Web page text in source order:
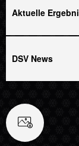
Aktuelle
DSV News